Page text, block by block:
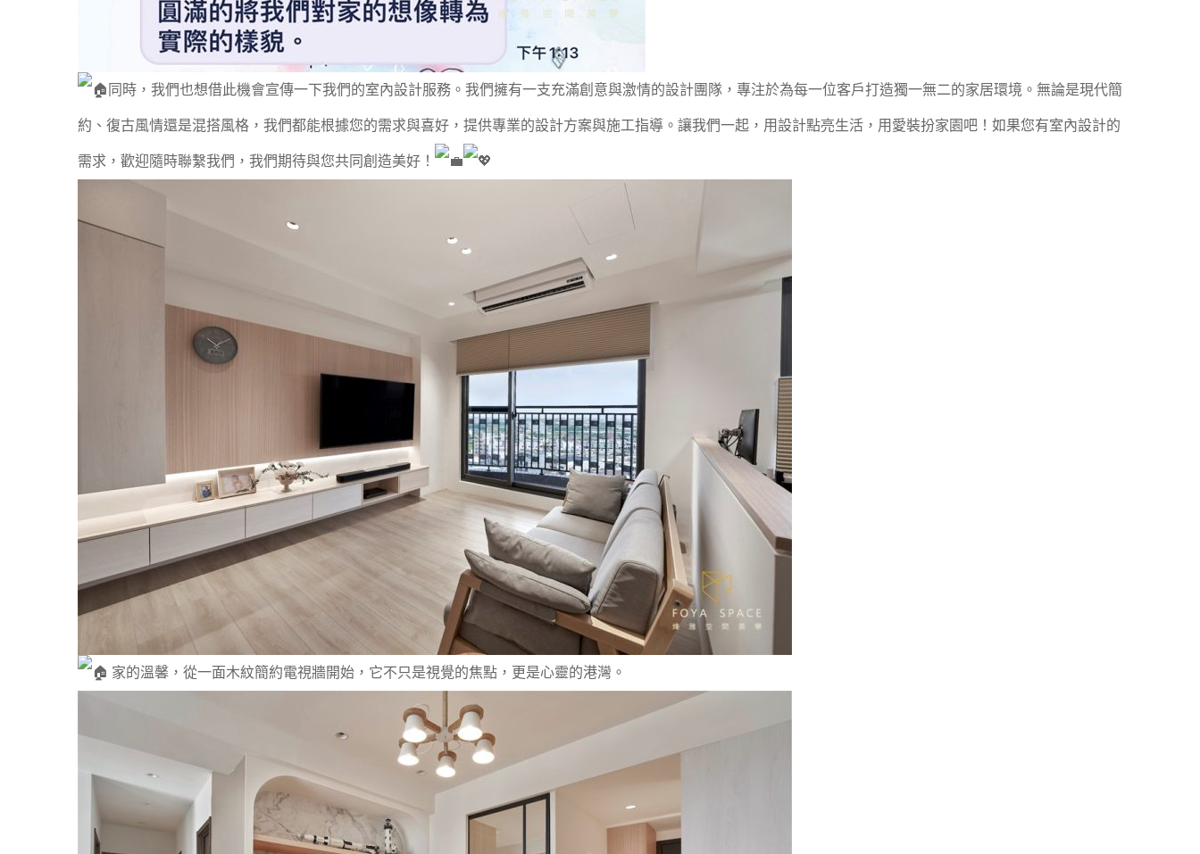
同時，我們也想借此機會宣傳一下我們的室內設計服務。我們擁有一支充滿創意與激情的設計團隊，專注於為每一位客戶打造獨一無二的家居環境。無論是現代簡
約、復古風情還是混搭風格，我們都能根據您的需求與喜好，提供專業的設計方案與施工指導。讓我們一起，用設計點亮生活，用愛裝扮家園吧！如果您有室內設計的
需求，歡迎隨時聯繫我們，我們期待與您共同創造美好！
家的溫馨，從一面木紋簡約電視牆開始，它不只是視覺的焦點，更是心靈的港灣。